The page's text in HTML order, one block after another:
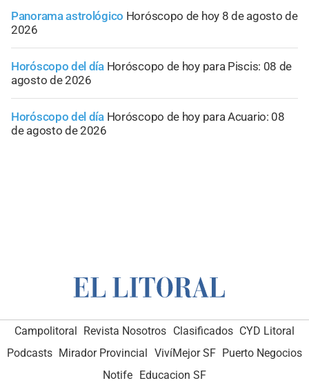
Panorama astrológico Horóscopo de hoy 8 de agosto de
2026
Horóscopo del día Horóscopo de hoy para Piscis: 08 de
agosto de 2026
Horóscopo del día Horóscopo de hoy para Acuario: 08
de agosto de 2026
Campolitoral Revista Nosotros Clasificados CYD Litoral
Podcasts Mirador Provincial VivíMejor SF Puerto Negocios
Notife Educacion SF